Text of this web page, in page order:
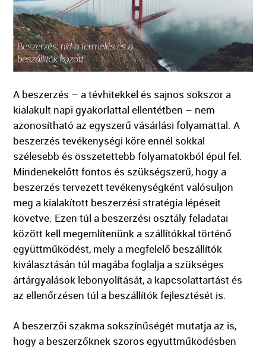
A beszerzés – a tévhitekkel és sajnos sokszor a
kialakult napi gyakorlattal ellentétben – nem
azonosítható az egyszerű vásárlási folyamattal. A
beszerzés tevékenységi köre ennél sokkal
szélesebb és összetettebb folyamatokból épül fel.
Mindenekelőtt fontos és szükségszerű, hogy a
beszerzés tervezett tevékenységként valósuljon
meg a kialakított beszerzési stratégia lépéseit
követve. Ezen túl a beszerzési osztály feladatai
között kell megemlítenünk a szállítókkal történő
együttműködést, mely a megfelelő beszállítók
kiválasztásán túl magába foglalja a szükséges
ártárgyalások lebonyolítását, a kapcsolattartást és
az ellenőrzésen túl a beszállítók fejlesztését is.
A beszerzői szakma sokszínűségét mutatja az is,
hogy a beszerzőknek szoros együttműködésben